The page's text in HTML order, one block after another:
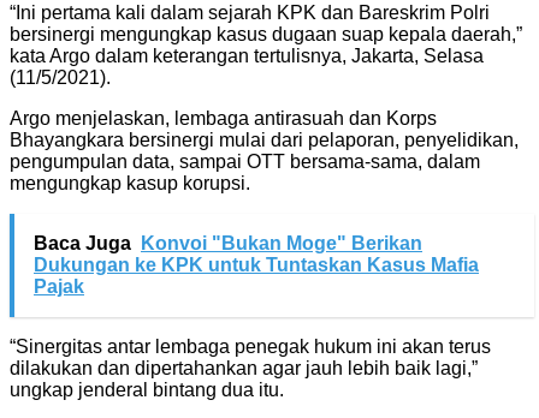
“Ini pertama kali dalam sejarah KPK dan Bareskrim Polri
bersinergi mengungkap kasus dugaan suap kepala daerah,”
kata Argo dalam keterangan tertulisnya, Jakarta, Selasa
(11/5/2021).
Argo menjelaskan, lembaga antirasuah dan Korps
Bhayangkara bersinergi mulai dari pelaporan, penyelidikan,
pengumpulan data, sampai OTT bersama-sama, dalam
mengungkap kasup korupsi.
Baca Juga
Konvoi "Bukan Moge" Berikan
Dukungan ke KPK untuk Tuntaskan Kasus Mafia
Pajak
“Sinergitas antar lembaga penegak hukum ini akan terus
dilakukan dan dipertahankan agar jauh lebih baik lagi,”
ungkap jenderal bintang dua itu.